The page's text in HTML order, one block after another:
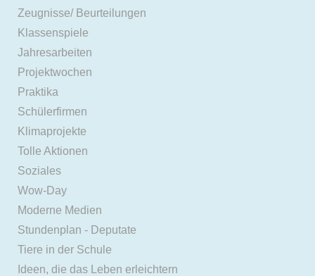
Zeugnisse/ Beurteilungen
Klassenspiele
Jahresarbeiten
Projektwochen
Praktika
Schülerfirmen
Klimaprojekte
Tolle Aktionen
Soziales
Wow-Day
Moderne Medien
Stundenplan - Deputate
Tiere in der Schule
Ideen, die das Leben erleichtern